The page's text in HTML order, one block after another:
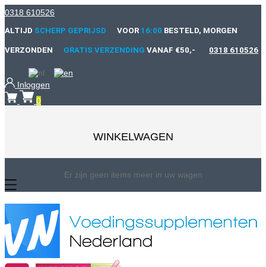
0318 610526
ALTIJD SCHERP GEPRIJSD VOOR 16:00 BESTELD, MORGEN
VERZONDEN GRATIS VERZENDING VANAF €50,- 0318 610526
Inloggen
0
WINKELWAGEN
Er zijn geen items meer in uw wagen